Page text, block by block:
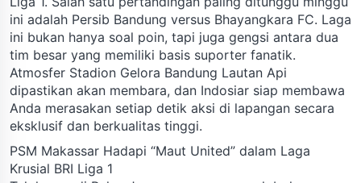
ini adalah Persib Bandung versus Bhayangkara FC. Laga
ini bukan hanya soal poin, tapi juga gengsi antara dua
tim besar yang memiliki basis suporter fanatik.
Atmosfer Stadion Gelora Bandung Lautan Api
dipastikan akan membara, dan Indosiar siap membawa
Anda merasakan setiap detik aksi di lapangan secara
eksklusif dan berkualitas tinggi.
PSM Makassar Hadapi “Maut United” dalam Laga
Krusial BRI Liga 1